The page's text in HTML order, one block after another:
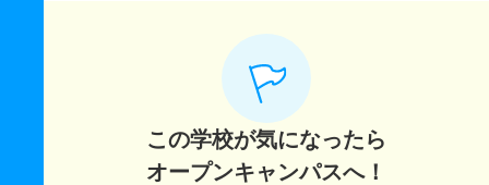
この学校が気になったら
オープンキャンパスへ！